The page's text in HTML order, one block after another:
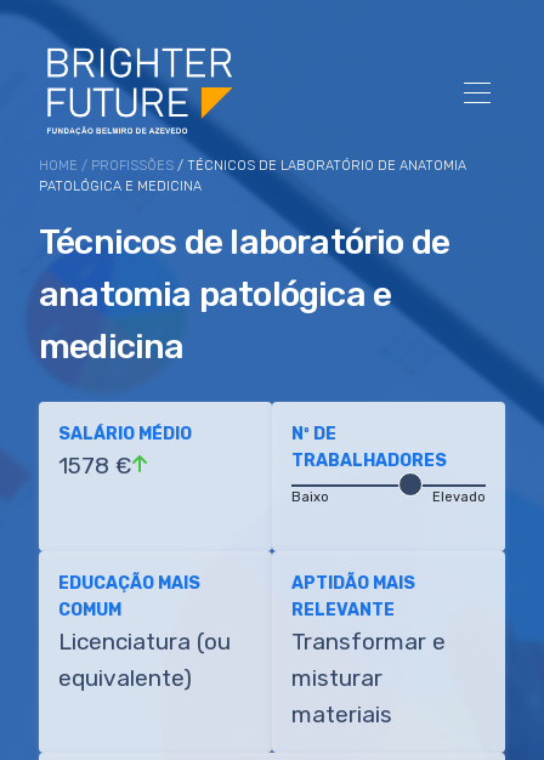
HOME / PROFISSÕES / TÉCNICOS DE LABORATÓRIO DE ANATOMIA
PATOLÓGICA E MEDICINA
Técnicos de laboratório de
anatomia patológica e
medicina
SALÁRIO MÉDIO
1578 €
Nº DE
TRABALHADORES
Baixo Elevado
EDUCAÇÃO MAIS
COMUM
Licenciatura (ou
equivalente)
APTIDÃO MAIS
RELEVANTE
Transformar e
misturar
materiais